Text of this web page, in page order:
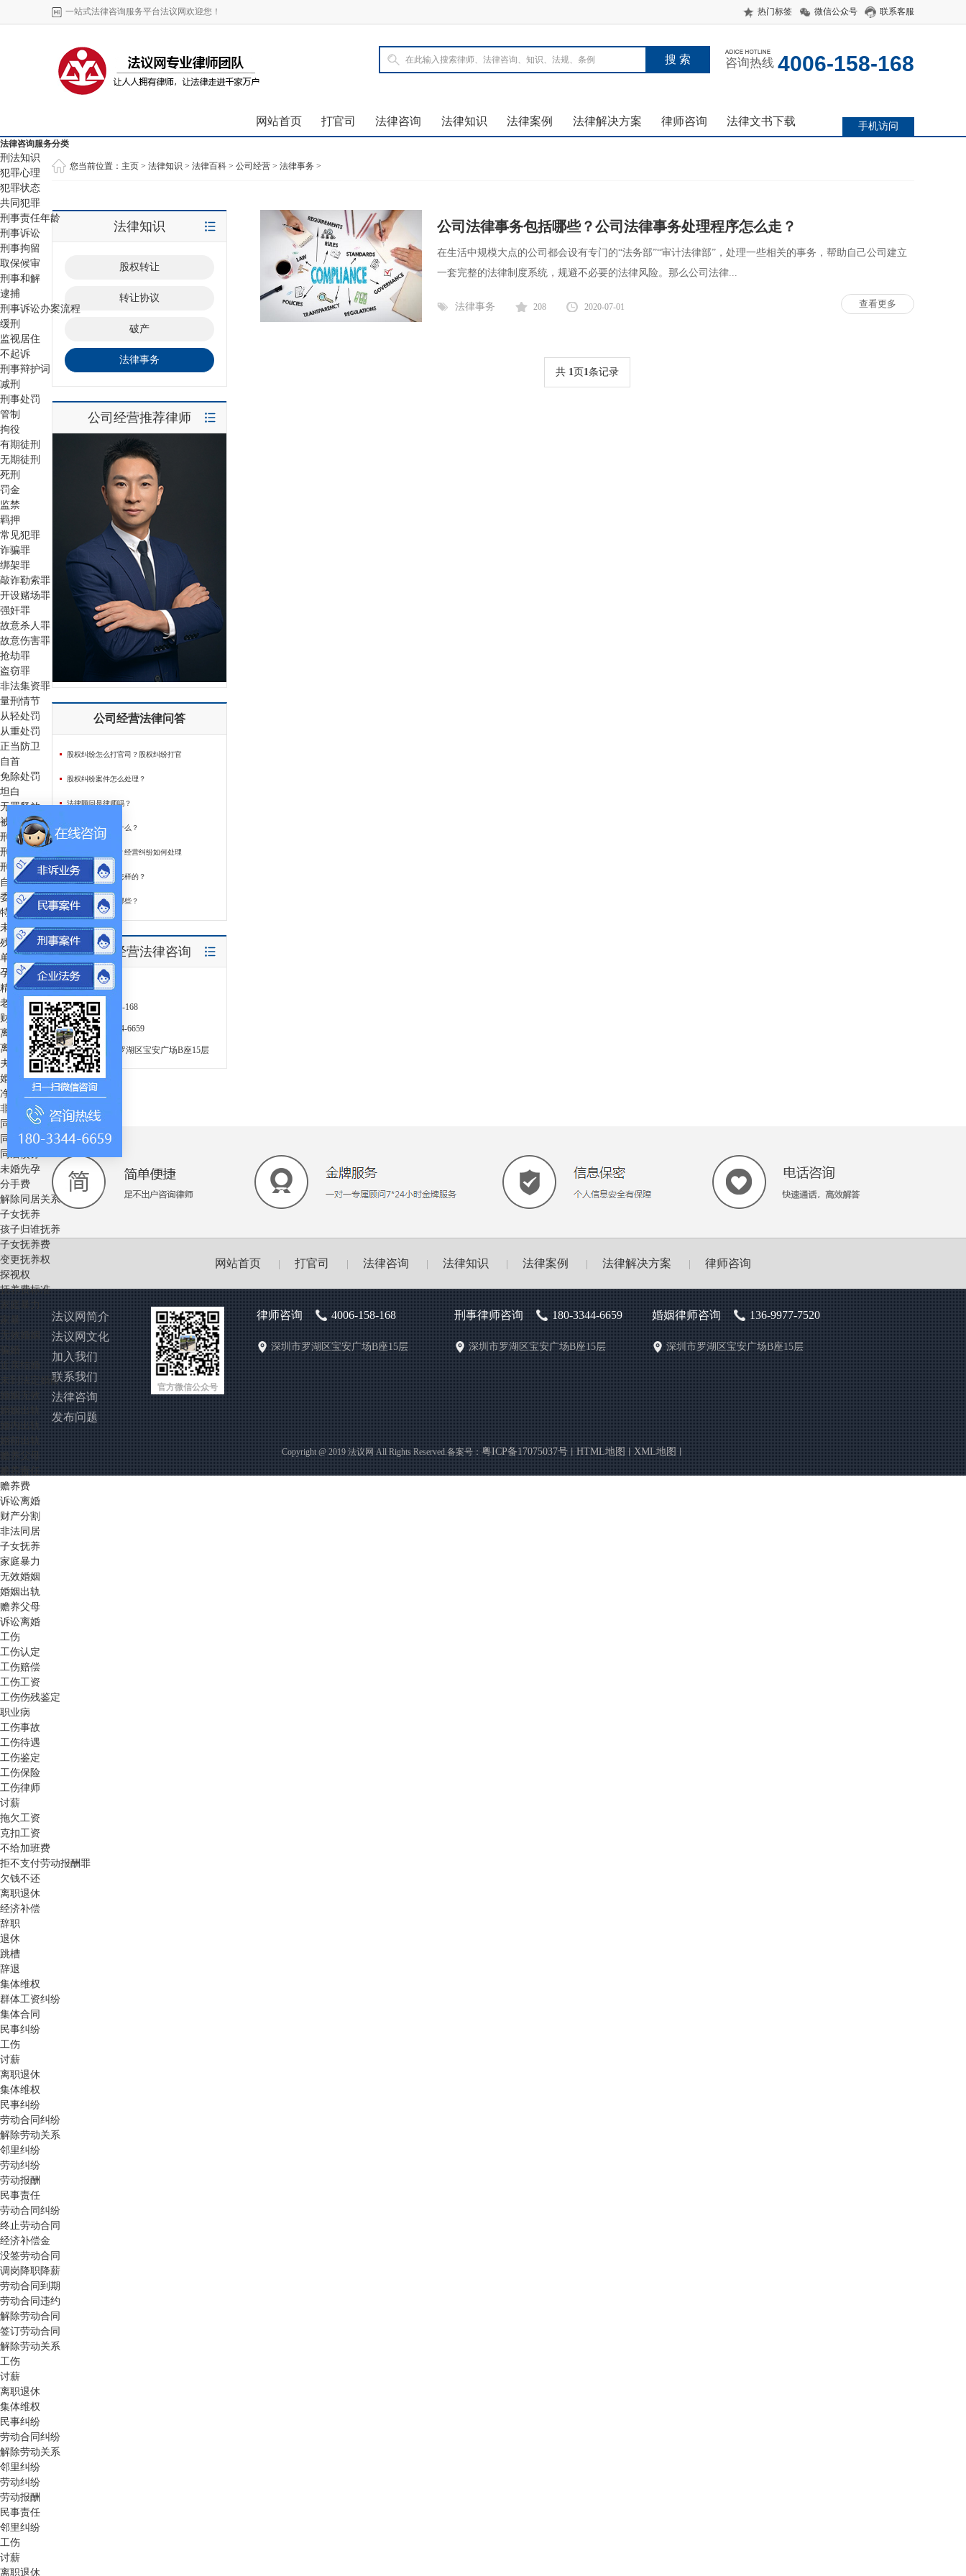
一站式法律咨询服务平台法议网欢迎您！ 热门标签 微信公众号 联系客服
咨询热线 4006-158-168
网站首页 打官司 法律咨询 法律知识 法律案例 法律解决方案 律师咨询 法律文书下载 手机访问
法律咨询服务分类
刑法知识
犯罪心理
犯罪状态
共同犯罪
刑事责任年龄
刑事诉讼
刑事拘留
取保候审
刑事和解
逮捕
刑事诉讼办案流程
缓刑
监视居住
不起诉
刑事辩护词
减刑
刑事处罚
管制
拘役
有期徒刑
无期徒刑
死刑
罚金
监禁
羁押
常见犯罪
诈骗罪
绑架罪
敲诈勒索罪
开设赌场罪
强奸罪
故意杀人罪
故意伤害罪
抢劫罪
盗窃罪
非法集资罪
量刑情节
从轻处罚
从重处罚
正当防卫
自首
免除处罚
坦白
无罪释放
被害人维权
刑事附带民事诉讼
刑事自诉
刑事辩护指南
自行辩护
委托辩护
特殊群体犯罪
未成年人犯罪
残疾人犯罪
单位犯罪
孕妇犯罪
精神病人犯罪
老人犯罪
财产分割
离婚财产分割
离婚房产分割
夫妻共同财产
婚前财产分割
净身出户
非法同居
同居财产
同居子女
同居债务
未婚先孕
分手费
解除同居关系
子女抚养
孩子归谁抚养
子女抚养费
变更抚养权
探视权
抚养费标准
家庭暴力
家暴
无效婚姻
骗婚
近亲结婚
未到法定婚龄
婚姻无效
婚姻出轨
婚内出轨
婚前出轨
赡养父母
赡养责任
赡养费
诉讼离婚
财产分割
非法同居
子女抚养
家庭暴力
无效婚姻
婚姻出轨
赡养父母
诉讼离婚
工伤
工伤认定
工伤赔偿
工伤工资
工伤伤残鉴定
职业病
工伤事故
工伤待遇
工伤鉴定
工伤保险
工伤律师
讨薪
拖欠工资
克扣工资
不给加班费
拒不支付劳动报酬罪
欠钱不还
离职退休
经济补偿
辞职
退休
跳槽
辞退
集体维权
群体工资纠纷
集体合同
民事纠纷
工伤
讨薪
离职退休
集体维权
民事纠纷
劳动合同纠纷
解除劳动关系
邻里纠纷
劳动纠纷
劳动报酬
民事责任
劳动合同纠纷
终止劳动合同
经济补偿金
没签劳动合同
调岗降职降薪
劳动合同到期
劳动合同违约
解除劳动合同
签订劳动合同
解除劳动关系
工伤
讨薪
离职退休
集体维权
民事纠纷
劳动合同纠纷
解除劳动关系
邻里纠纷
劳动纠纷
劳动报酬
民事责任
邻里纠纷
工伤
讨薪
离职退休
您当前位置： 主页 > 法律知识 > 法律百科 > 公司经营 > 法律事务 >
法律知识
股权转让
转让协议
破产
法律事务
公司经营推荐律师
公司经营法律问答
股权纠纷怎么打官司？股权纠纷打官
股权纠纷案件怎么处理？
法律顾问是律师吗？
公司变更要注意什么？
经营纠纷有哪些？经营纠纷如何处理
资产拍卖流程是怎样的？
公司设立流程有哪些？
公司经营法律咨询
法议网
电话：4006-158-168
手机： 180-3344-6659
地址： 深圳市罗湖区宝安广场B座15层
公司法律事务包括哪些？公司法律事务处理程序怎么走？
在生活中规模大点的公司都会设有专门的“法务部”“审计法律部”，处理一些相关的事务，帮助自己公司建立
一套完整的法律制度系统，规避不必要的法律风险。那么公司法律...
查看更多
法律事务 208 2020-07-01
共 1页1条记录
网站首页 | 打官司 | 法律咨询 | 法律知识 | 法律案例 | 法律解决方案 | 律师咨询
法议网简介
法议网文化
加入我们
联系我们
法律咨询
发布问题
官方微信公众号
律师咨询 4006-158-168
深圳市罗湖区宝安广场B座15层
刑事律师咨询 180-3344-6659
深圳市罗湖区宝安广场B座15层
婚姻律师咨询 136-9977-7520
深圳市罗湖区宝安广场B座15层
Copyright @ 2019 法议网 All Rights Reserved.备案号：粤ICP备17075037号丨HTML地图丨XML地图丨